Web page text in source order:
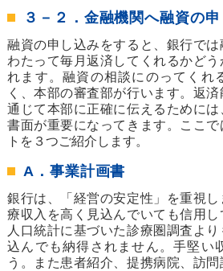
３－２．金融機関へ融資の
融資の申し込みをすると、銀行で
わたって毎月返済してくれるかど
れます。融資の相談にのってくれ
く、本部の審査部が行います。返
通じて本部に正確に伝えるために
書面が重要になってきます。ここ
トを３つご紹介します。
A．事業計画書
銀行は、「経営の安定性」を重視
療収入を高く見込んでいても信用
人口統計に基づいた診療圏調査よ
込んでも納得されません。手堅い
う。また患者紹介、提携病院、訪